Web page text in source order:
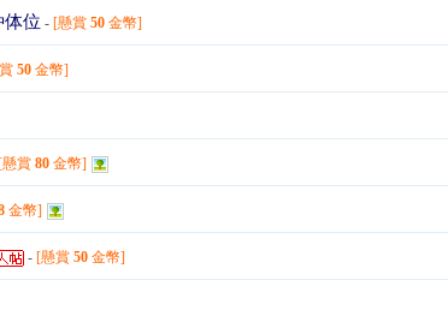
体位 - [懸賞50 金幣]
50 金幣]
[懸賞80 金幣]
金幣]
- [懸賞50 金幣]